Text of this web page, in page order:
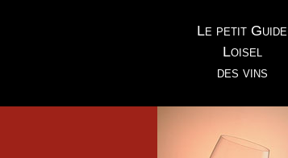
Le petit Guide
Loisel
des vins